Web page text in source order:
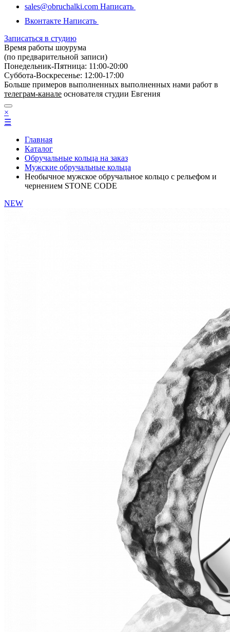
sales@obruchalki.com Написать
Вконтакте Написать
Записаться в студию
Время работы шоурума
(по предварительной записи)
Понедельник-Пятница: 11:00-20:00
Суббота-Bоcкресенье: 12:00-17:00
Больше примеров выполненных выполненных нами работ в
телеграм-канале основателя студии Евгения
×
☰
Главная
Каталог
Обручальные кольца на заказ
Мужские обручальные кольца
Необычное мужское обручальное кольцо с рельефом и
чернением STONE CODE
NEW